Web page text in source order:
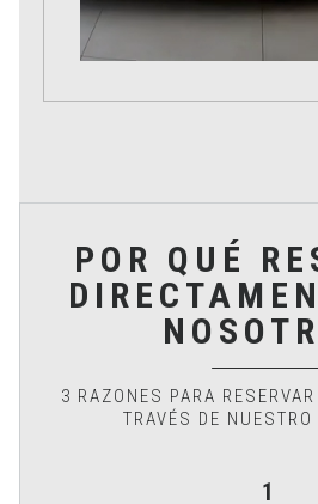
POR QUÉ
3 RAZONES PARA
TRAVÉS DE
1